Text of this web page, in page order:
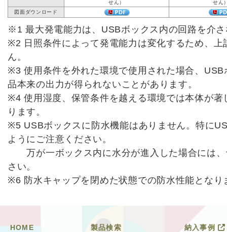
せん）
せん
図面ダウンロード
※1 最大発電能力は、USBボックス内の回路を介
※2 日照条件によって発電能力は変化するため、
ん。
※3 使用条件を外れた環境で使用された場合、
品本来の出力が得られないことがあります。
※4 使用湿度、保管条件を越える環境では本体が
ります。
※5 USBボックスに防水機能はありません。特に
ようにご注意ください。
万が一ボックス内に水分が進入した場合には、
さい。
※6 防水キャップを閉めた状態での防水性能となり
HOME 納入事例
製品検索